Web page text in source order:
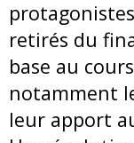
retirés du
base au
notamment
leur apport